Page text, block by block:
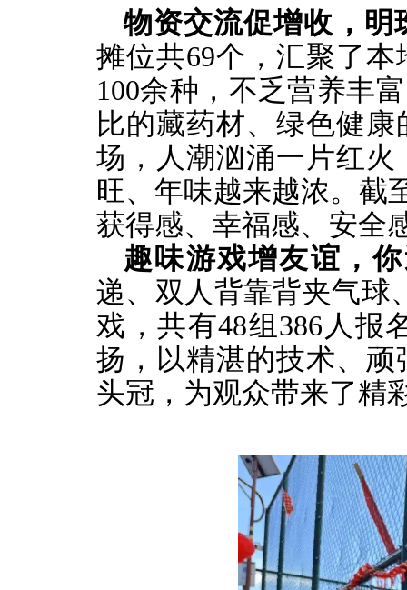
物资交流促增收，明
摊位共69个，汇聚了
100余种，不乏营养丰
比的藏药材、绿色健
场，人潮汹涌一片红
旺、年味越来越浓。截
获得感、幸福感、安全
趣味游戏增友谊，
递、双人背靠背夹气球
戏，共有48组386人报
扬，以精湛的技术、
头冠，为观众带来了精